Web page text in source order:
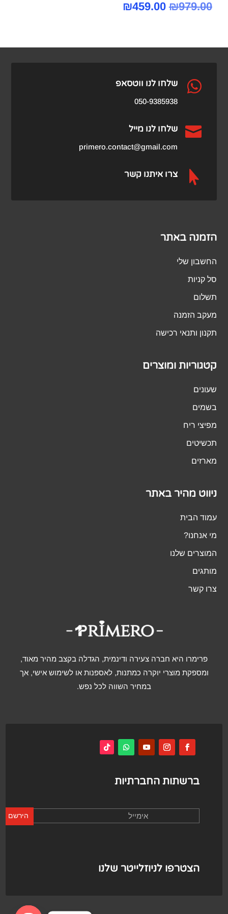
₪979.00
המחיר₪459.00
 שלחו לנו ווטסאפ
050-9385938
 שלחו לנו מייל
primero.contact@gmail.com
 צרו איתנו קשר
הזמנה באתר
החשבון שלי
סל קניות
תשלום
מעקב הזמנה
תקנון ותנאי רכישה
קטגוריות ומוצרים
שעונים
בשמים
מפיצי ריח
תכשיטים
מארזים
ניווט מהיר באתר
עמוד הבית
מי אנחנו?
המוצרים שלנו
מותגים
צרו קשר
פרימרו היא חברה צעירה ודינמית, הגדלה בקצב מהיר מאוד,
ומספקת מוצרי יוקרה כמתנות, לאספנות או לשימוש אישי, אך
במחיר השווה לכל נפש.
ברשתות החברתיות
הירשם
הצטרפו לניוזלייטר שלנו